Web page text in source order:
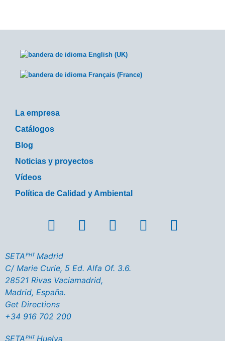
La empresa
Catálogos
Blog
Noticias y proyectos
Vídeos
Política de Calidad y Ambiental
SETAᴾᴴᵀ Madrid
C/ Marie Curie, 5 Ed. Alfa Of. 3.6.
28521 Rivas Vaciamadrid,
Madrid, España.
Get Directions
+34 916 702 200
SETAᴾᴴᵀ Huelva